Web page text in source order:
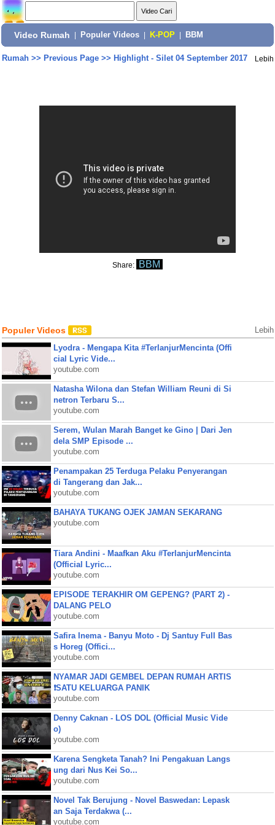
Video Rumah Populer Videos K-POP BBM
Rumah>> Previous Page>> Highlight - Silet 04 September 2017 Lebih
Share: BBM
Populer Videos Lebih
Lyodra - Mengapa Kita #TerlanjurMencinta (Offi
cial Lyric Vide...
youtube.com
Natasha Wilona dan Stefan William Reuni di Si
netron Terbaru S...
youtube.com
Serem, Wulan Marah Banget ke Gino | Dari Jen
dela SMP Episode ...
youtube.com
Penampakan 25 Terduga Pelaku Penyerangan
di Tangerang dan Jak...
youtube.com
BAHAYA TUKANG OJEK JAMAN SEKARANG
youtube.com
Tiara Andini - Maafkan Aku #TerlanjurMencinta
(Official Lyric...
youtube.com
EPISODE TERAKHIR OM GEPENG? (PART 2) -
DALANG PELO
youtube.com
Safira Inema - Banyu Moto - Dj Santuy Full Bas
s Horeg (Offici...
youtube.com
NYAMAR JADI GEMBEL DEPAN RUMAH ARTIS
❗SATU KELUARGA PANIK
youtube.com
Denny Caknan - LOS DOL (Official Music Vide
o)
youtube.com
Karena Sengketa Tanah? Ini Pengakuan Langs
ung dari Nus Kei So...
youtube.com
Novel Tak Berujung - Novel Baswedan: Lepask
an Saja Terdakwa (...
youtube.com